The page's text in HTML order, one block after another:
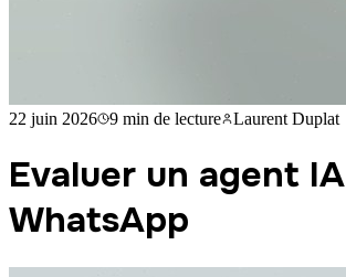
22 juin 2026 9 min de lecture Laurent Duplat
Evaluer un agent IA
WhatsApp